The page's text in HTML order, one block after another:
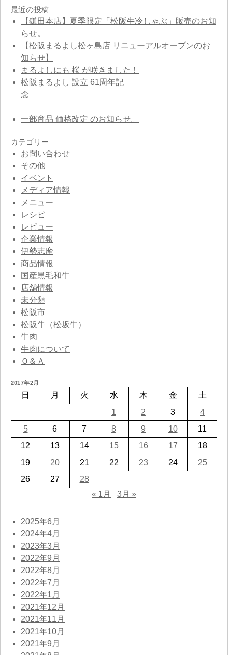
最近の投稿
【鎌田本店】夏季限定「松阪牛冷しゃぶ」販売のお知
らせ。
【松阪まるよし松ヶ島店 リニューアルオープンのお
知らせ】
まるよしにも 桜 が咲きました！
松阪まるよし 設立 61周年記
念
一部商品 価格改定 のお知らせ。
カテゴリー
お問い合わせ
その他
イベント
メディア情報
メニュー
レシピ
レビュー
企業情報
伊勢志摩
商品情報
国産黒毛和牛
店舗情報
未分類
松阪市
松阪牛（松坂牛）
牛肉
牛肉について
Ｑ＆Ａ
2017年2月
日 月 火 水 木 金
土
1
2 3
4
5
6 7 8 9 10
11
12
13 14 15 16 17
18
19
20 21 22 23 24
25
26
27
28
« 1月
3月 »
2025年6月
2024年4月
2023年3月
2022年9月
2022年8月
2022年7月
2022年1月
2021年12月
2021年11月
2021年10月
2021年9月